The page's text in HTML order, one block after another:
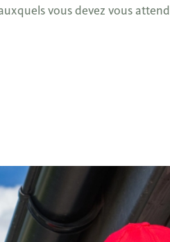
vous devez vous